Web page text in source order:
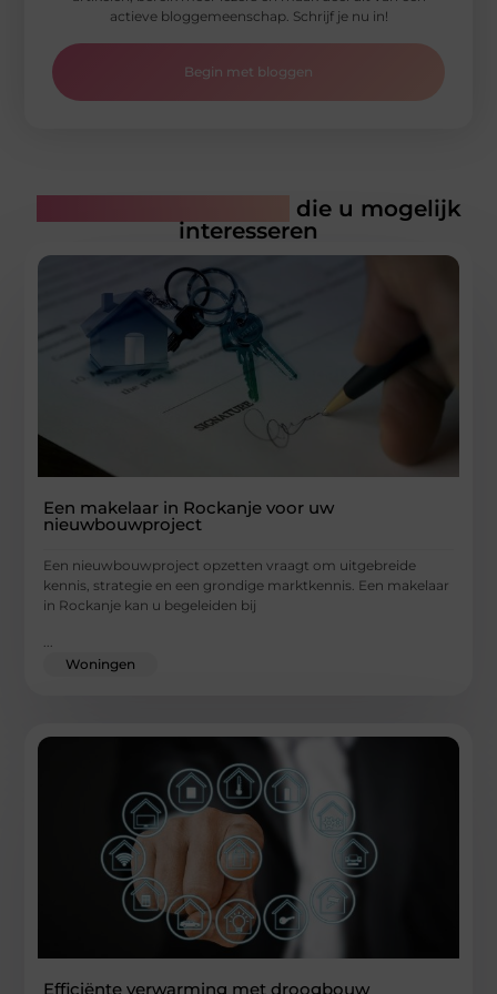
actieve bloggemeenschap. Schrijf je nu in!
Begin met bloggen
die u mogelijk
interesseren
Een makelaar in Rockanje voor uw
nieuwbouwproject
Een nieuwbouwproject opzetten vraagt om uitgebreide
kennis, strategie en een grondige marktkennis. Een makelaar
in Rockanje kan u begeleiden bij
Woningen
Efficiënte verwarming met droogbouw